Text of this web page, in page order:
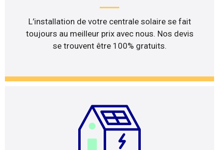
L’installation de votre centrale solaire se fait
toujours au meilleur prix avec nous. Nos devis
se trouvent être 100% gratuits.